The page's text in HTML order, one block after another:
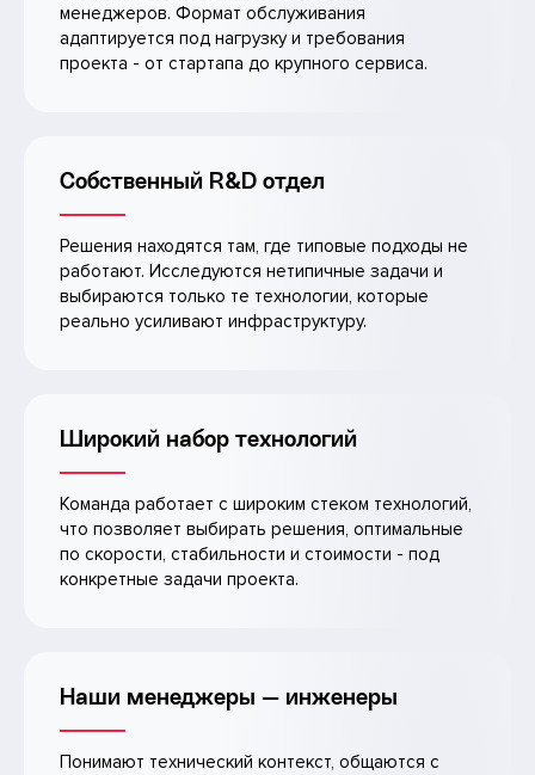
менеджеров. Формат обслуживания
адаптируется под нагрузку и требования
проекта - от стартапа до крупного сервиса.
Собственный R&D отдел
Решения находятся там, где типовые подходы не
работают. Исследуются нетипичные задачи и
выбираются только те технологии, которые
реально усиливают инфраструктуру.
Широкий набор технологий
Команда работает с широким стеком технологий,
что позволяет выбирать решения, оптимальные
по скорости, стабильности и стоимости - под
конкретные задачи проекта.
Наши менеджеры — инженеры
Понимают технический контекст, общаются с